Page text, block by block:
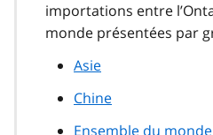
importations entre
monde présentées par
Asie
Chine
Ensemble du monde